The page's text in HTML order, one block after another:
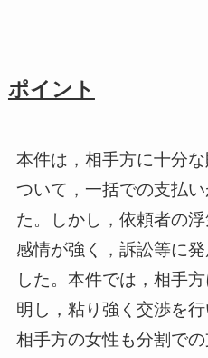
ポイント
本件は，相手方に十分
ついて，一括での支払
た。しかし，依頼者の
感情が強く，訴訟等に
した。本件では，相手
明し，粘り強く交渉を
相手方の女性も分割で